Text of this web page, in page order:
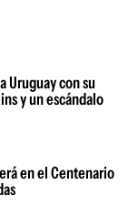
Uruguay con su
y un escándalo
en el Centenario